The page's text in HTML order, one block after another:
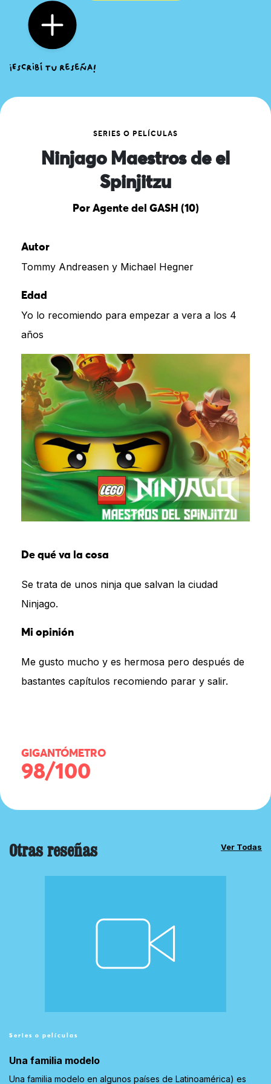
SERIES O PELÍCULAS
Ninjago Maestros de el
Spinjitzu
Por Agente del GASH (10)
Autor
Tommy Andreasen y Michael Hegner
Edad
Yo lo recomiendo para empezar a vera a los 4
años
De qué va la cosa
Se trata de unos ninja que salvan la ciudad
Ninjago.
Mi opinión
Me gusto mucho y es hermosa pero después de
bastantes capítulos recomiendo parar y salir.
GIGANTÓMETRO
98/100
Otras reseñas Ver Todas
Series o películas
Una familia modelo
Una familia modelo en algunos países de Latinoamérica) es